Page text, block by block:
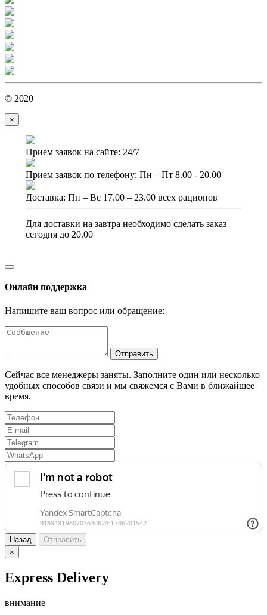
© 2020
×
Прием заявок на сайте: 24/7
Прием заявок по телефону: Пн – Пт 8.00 - 20.00
Доставка: Пн – Вс 17.00 – 23.00 всех рационов
Для доставки на завтра необходимо сделать заказ
сегодня до 20.00
Онлайн поддержка
Напишите ваш вопрос или обращение:
Отправить
Сейчас все менеджеры заняты. Заполните один или несколько
удобных способов связи и мы свяжемся с Вами в ближайшее
время.
Назад
Отправить
×
Express Delivery
внимание